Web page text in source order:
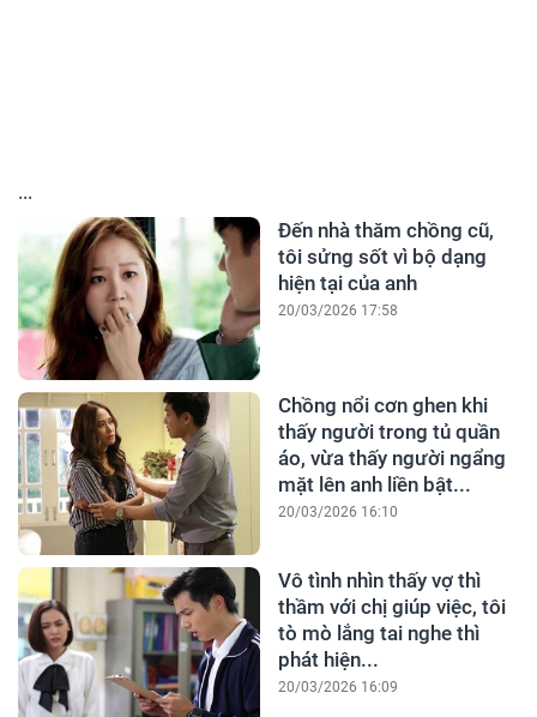
...
Đến nhà thăm chồng cũ,
tôi sửng sốt vì bộ dạng
hiện tại của anh
20/03/2026 17:58
Chồng nổi cơn ghen khi
thấy người trong tủ quần
áo, vừa thấy người ngẩng
mặt lên anh liền bật...
20/03/2026 16:10
Vô tình nhìn thấy vợ thì
thầm với chị giúp việc, tôi
tò mò lắng tai nghe thì
phát hiện...
20/03/2026 16:09